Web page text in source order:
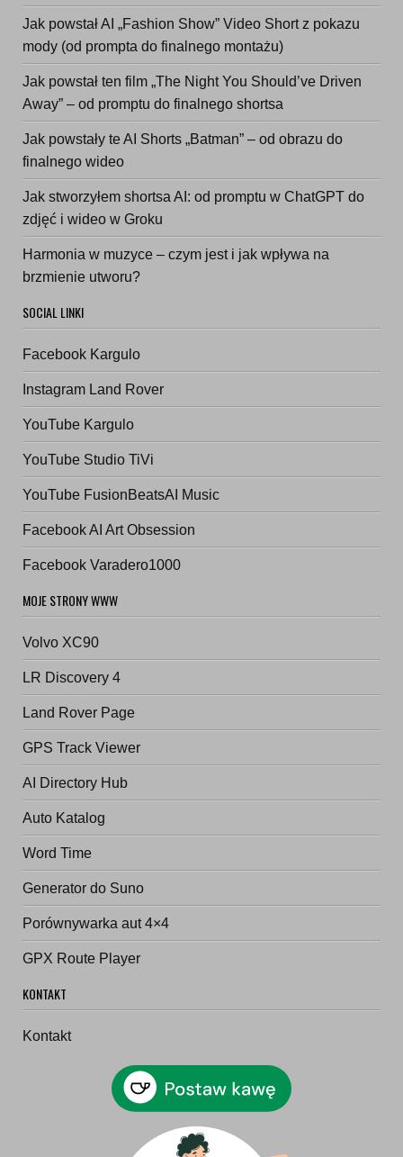
Jak powstał AI „Fashion Show” Video Short z pokazu
mody (od prompta do finalnego montażu)
Jak powstał ten film „The Night You Should’ve Driven
Away” – od promptu do finalnego shortsa
Jak powstały te AI Shorts „Batman” – od obrazu do
finalnego wideo
Jak stworzyłem shortsa AI: od promptu w ChatGPT do
zdjęć i wideo w Groku
Harmonia w muzyce – czym jest i jak wpływa na
brzmienie utworu?
SOCIAL LINKI
Facebook Kargulo
Instagram Land Rover
YouTube Kargulo
YouTube Studio TiVi
YouTube FusionBeatsAI Music
Facebook AI Art Obsession
Facebook Varadero1000
MOJE STRONY WWW
Volvo XC90
LR Discovery 4
Land Rover Page
GPS Track Viewer
AI Directory Hub
Auto Katalog
Word Time
Generator do Suno
Porównywarka aut 4×4
GPX Route Player
KONTAKT
Kontakt